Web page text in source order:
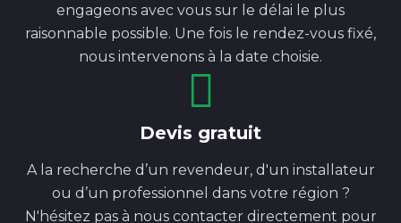
engageons avec vous sur le délai le plus
raisonnable possible. Une fois le rendez-vous fixé,
nous intervenons à la date choisie.
Devis gratuit
A la recherche d’un revendeur, d'un installateur
ou d’un professionnel dans votre région ?
N'hésitez pas à nous contacter directement pour